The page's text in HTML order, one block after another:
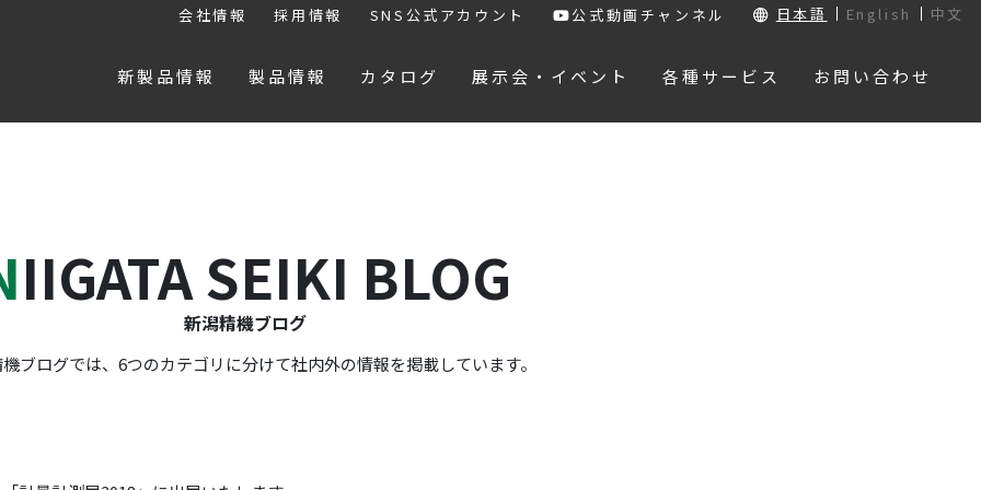
会社情報 採用情報 SNS公式アカウント 公式動画チャンネル 日本語 English 中文
新製品情報 製品情報 カタログ 展示会・イベント 各種サービス お問い合わせ
NIIGATA SEIKI BLOG
新潟精機ブログ
ブログでは、6つのカテゴリに分けて社内外の情報を掲載しています。